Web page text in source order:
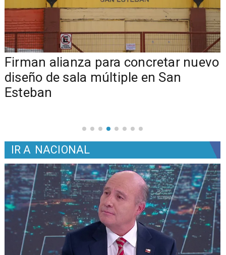
​​Firman alianza para concretar nuevo
diseño de sala múltiple en San
Esteban
IR A NACIONAL